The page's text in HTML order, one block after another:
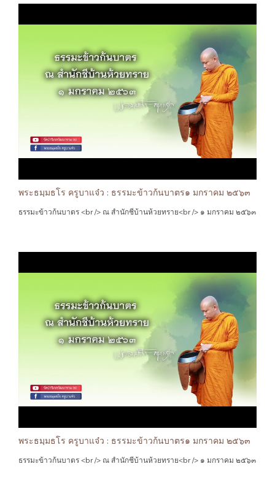
พระธมฺมธโร ครูบาแจ๋ว : ธรรมะข้าวก้นบาตร๑ มกราคม ๒๕๖๓
ธรรมะข้าวก้นบาตร <br /> ณ สำนักชีบ้านห้วยทราย<br /> ๑ มกราคม ๒๕๖๓
พระธมฺมธโร ครูบาแจ๋ว : ธรรมะข้าวก้นบาตร๑ มกราคม ๒๕๖๓
ธรรมะข้าวก้นบาตร <br /> ณ สำนักชีบ้านห้วยทราย<br /> ๑ มกราคม ๒๕๖๓